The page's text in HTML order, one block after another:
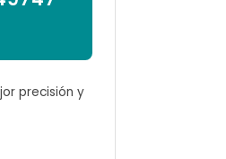
precisión y